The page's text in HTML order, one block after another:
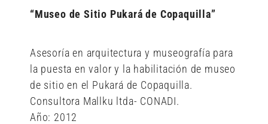
“Museo de Sitio Pukará de Copaquilla”
Asesoría en arquitectura y museografía para
la puesta en valor y la habilitación de museo
de sitio en el Pukará de Copaquilla.
Consultora Mallku ltda- CONADI.
Año: 2012